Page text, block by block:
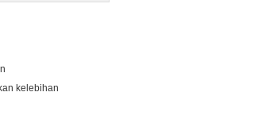
kelebihan